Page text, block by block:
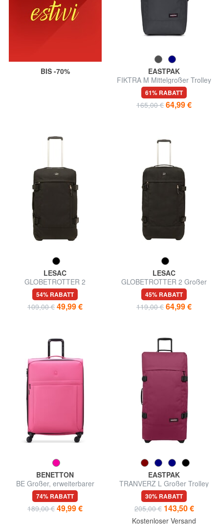
BIS -70%
EASTPAK
FIKTRA M Mittelgroßer Trolley
61% RABATT
165,00 € 64,99 €
LESAC
GLOBETROTTER 2
Mittelgroßer Trolley
54% RABATT
109,00 € 49,99 €
LESAC
GLOBETROTTER 2 Großer
Trolley
45% RABATT
119,00 € 64,99 €
BENETTON
BE Großer, erweiterbarer
Trolley
74% RABATT
189,00 € 49,99 €
EASTPAK
TRANVERZ L Großer Trolley
30% RABATT
205,00 € 143,50 €
Kostenloser Versand